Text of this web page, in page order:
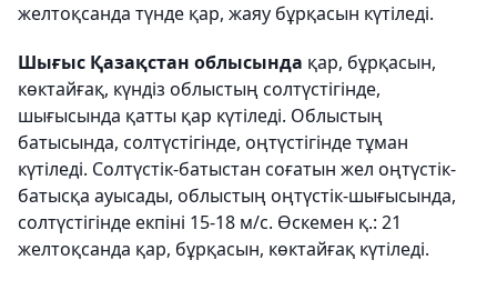
желтоқсанда түнде қар, жаяу бұрқасын күтіледі.
Шығыс Қазақстан облысында қар, бұрқасын,
көктайғақ, күндіз облыстың солтүстігінде,
шығысында қатты қар күтіледі. Облыстың
батысында, солтүстігінде, оңтүстігінде тұман
күтіледі. Солтүстік-батыстан соғатын жел оңтүстік-
батысқа ауысады, облыстың оңтүстік-шығысында,
солтүстігінде екпіні 15-18 м/с. Өскемен қ.: 21
желтоқсанда қар, бұрқасын, көктайғақ күтіледі.